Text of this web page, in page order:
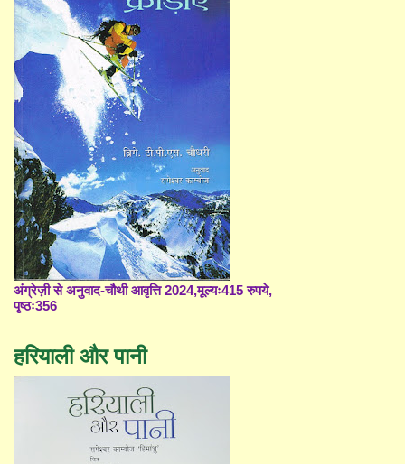
अंग्रेज़ी से अनुवाद-चौथी आवृत्ति 2024,मूल्यः415 रुपये,
पृष्ठः356
हरियाली और पानी